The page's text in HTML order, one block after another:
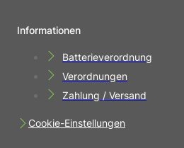
Informationen
Batterieverordnung
Verordnungen
Zahlung / Versand
Cookie-Einstellungen